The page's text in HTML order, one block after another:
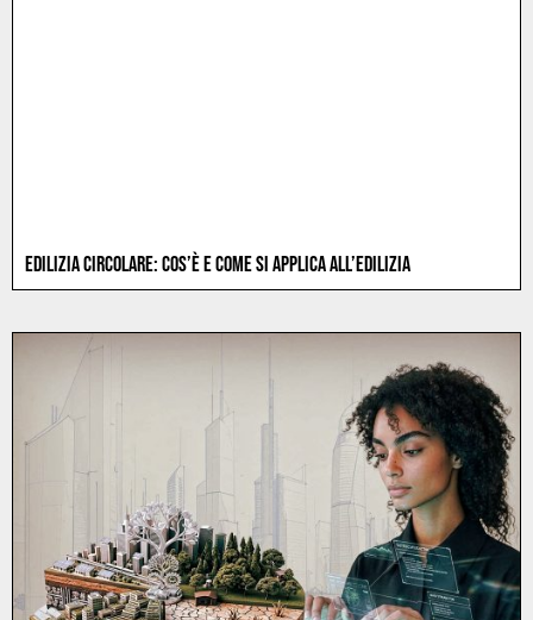
EDILIZIA CIRCOLARE: COS’È E COME SI APPLICA ALL’EDILIZIA